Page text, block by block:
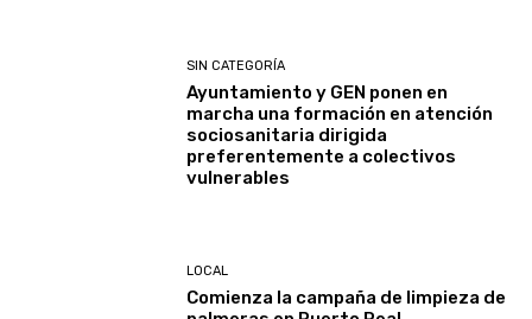
SIN CATEGORÍA
Ayuntamiento y GEN ponen en
marcha una formación en atención
sociosanitaria dirigida
preferentemente a colectivos
vulnerables
LOCAL
Comienza la campaña de limpieza de